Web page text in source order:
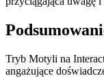
Tryb Motyli na
angażujące